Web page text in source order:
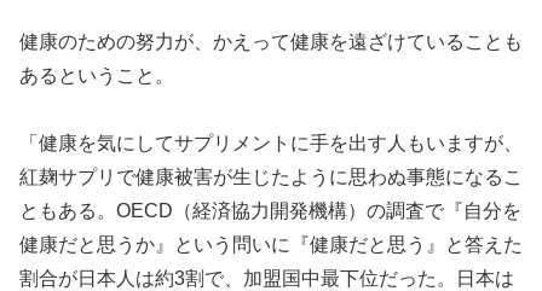
健康のための努力が、かえって健康を遠ざけていることも
あるということ。
「健康を気にしてサプリメントに手を出す人もいますが、
紅麹サプリで健康被害が生じたように思わぬ事態になるこ
ともある。OECD（経済協力開発機構）の調査で『自分を
健康だと思うか』という問いに『健康だと思う』と答えた
割合が日本人は約3割で、加盟国中最下位だった。日本は